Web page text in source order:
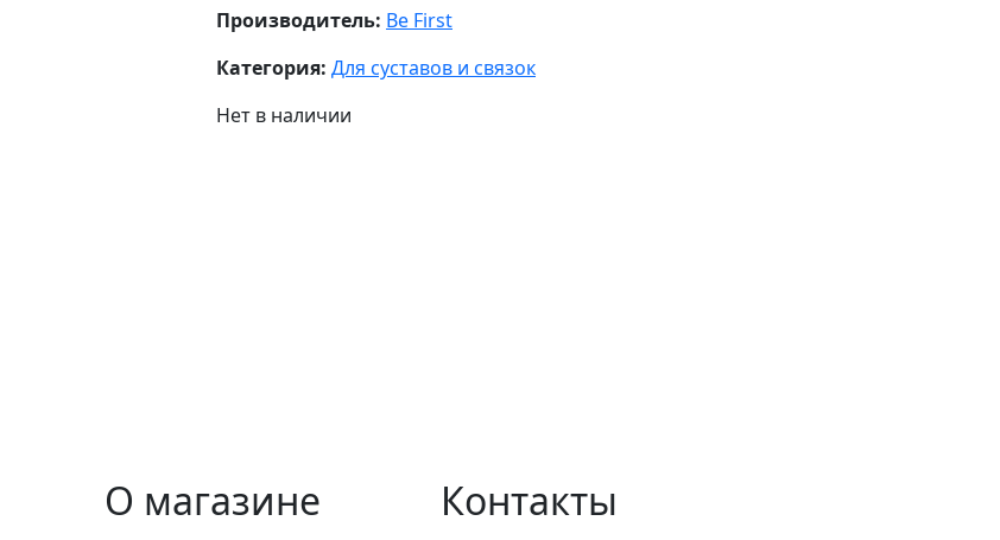
Производитель: Be First
Категория: Для суставов и связок
Нет в наличии
О магазине Контакты